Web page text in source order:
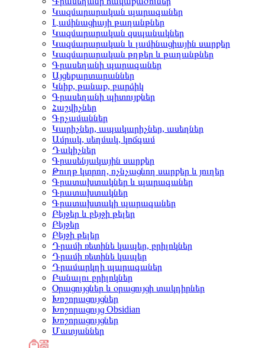
Կազմարարական պարագաներ
Լամինացիայի թաղանթներ
Կազմարարական զսպանակներ
Կազմարարական և լամինացիային սարքեր
Կազմարարական թղթեր և թաղանթներ
Գրասեղանի պարագաներ
Այցեքարտարաններ
Կնիք, թանաք, բարձիկ
Գրասեղանի պիտույքներ
Հաշվիչներ
Գրչամաններ
Կարիչներ, ապակարիչներ, ասեղներ
Ամրակ, սեղմակ, կոճգամ
Դակիչներ
Գրասենյակային սարքեր
Թուղթ կտրող, ոչնչացնող սարքեր և յուղեր
Գրատախտակներ և պարագաներ
Գրատախտակներ
Գրատախտակի պարագաներ
Բեյջեր և բեյջի թելեր
Բեյջեր
Բեյջի թելեր
Դրամի ռետինե կապեր, բրիլոկներ
Դրամի ռետինե կապեր
Դրամարկղի պարագաներ
Բանալու բրիլոկներ
Օրացույցներ և օրացույցի տակդիրներ
Խոշորացույցներ
Խոշորացույց Obsidian
Խոշորացույցներ
Մատյաններ